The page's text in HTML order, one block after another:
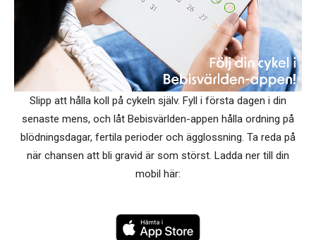
Slipp att hålla koll på cykeln själv. Fyll i första dagen i din
senaste mens, och låt Bebisvärlden-appen hålla ordning på
blödningsdagar, fertila perioder och ägglossning. Ta reda på
när chansen att bli gravid är som störst. Ladda ner till din
mobil här: